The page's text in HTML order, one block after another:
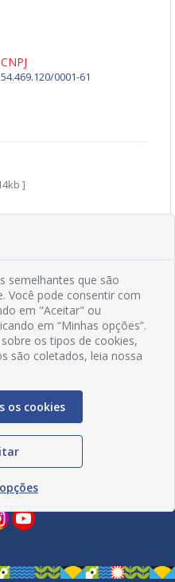
CNPJ
54.469.120/0001-61
]
semelhantes que são
Você pode consentir com
em "Aceitar" ou
em “Minhas opções”.
os tipos de cookies,
são coletados, leia nossa
os cookies